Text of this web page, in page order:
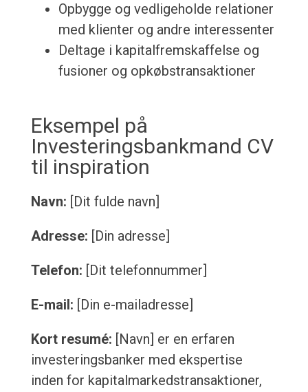
Opbygge og vedligeholde relationer
med klienter og andre interessenter
Deltage i kapitalfremskaffelse og
fusioner og opkøbstransaktioner
Eksempel på
Investeringsbankmand CV
til inspiration
Navn: [Dit fulde navn]
Adresse: [Din adresse]
Telefon: [Dit telefonnummer]
E-mail: [Din e-mailadresse]
Kort resumé: [Navn] er en erfaren
investeringsbanker med ekspertise
inden for kapitalmarkedstransaktioner,